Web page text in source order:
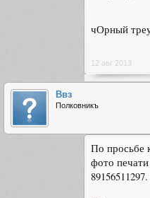
чОрный
12 авг 2013
Ввз
Полковникъ
По просьбе
фото